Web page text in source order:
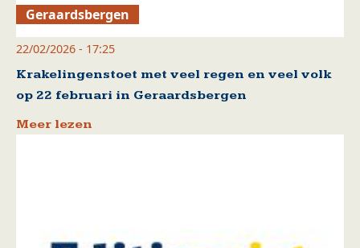
Geraardsbergen
22/02/2026 - 17:25
Krakelingenstoet met veel regen en veel volk
op 22 februari in Geraardsbergen
Meer lezen